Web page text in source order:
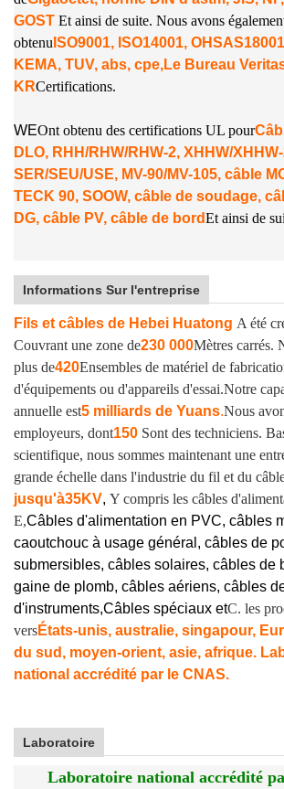
GOST Et ainsi de suite. Nous avons
obtenu ISO9001, ISO14001,
KEMA, TUV, abs, cpe,Le Bureau
KRCertifications.
WEOnt obtenu des certifications UL pour
DLO, RHH/RHW/RHW-2, XHHW/
SER/SEU/USE, MV-90/MV-105, câble
TECK 90, SOOW, câble de soudage,
DG, câble PV, câble de bordEt ainsi de
Informations Sur l'entreprise
Fils et câbles de Hebei Huatong A été
Couvrant une zone de230 000Mètres carrés.
plus de420Ensembles de matériel de
d'équipements ou d'appareils d'essai.Notre
annuelle est5 milliards de Yuans.Nous
employeurs, dont150 Sont des techniciens.
scientifique, nous sommes maintenant une
grande échelle dans l'industrie du fil et du
jusqu'à35KV, Y compris les câbles
E,Câbles d'alimentation en PVC, câbles
caoutchouc à usage général, câbles de
submersibles, câbles solaires, câbles de
gaine de plomb, câbles aériens, câbles
d'instruments,Câbles spéciaux etC. les
versÉtats-unis, australie, singapour,
du sud, moyen-orient, asie, afrique.
national accrédité par le CNAS.
Laboratoire
Laboratoire national accrédité